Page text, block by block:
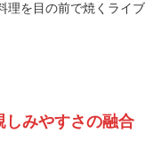
理を目の前で焼くライ
みやすさの融合